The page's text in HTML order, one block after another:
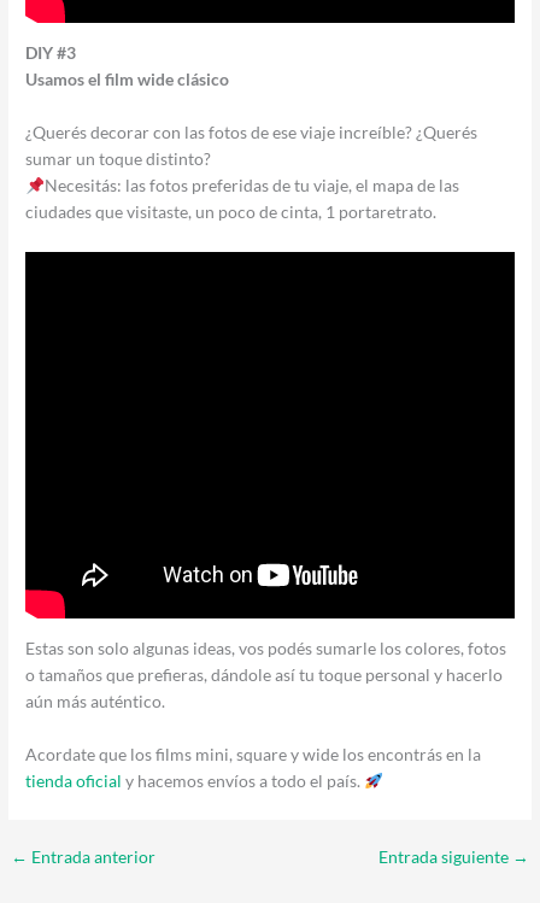
DIY #3
Usamos el film wide clásico
¿Querés decorar con las fotos de ese viaje increíble? ¿Querés
sumar un toque distinto?
Necesitás: las fotos preferidas de tu viaje, el mapa de las
ciudades que visitaste, un poco de cinta, 1 portaretrato.
Estas son solo algunas ideas, vos podés sumarle los colores, fotos
o tamaños que prefieras, dándole así tu toque personal y hacerlo
aún más auténtico.
Acordate que los films mini, square y wide los encontrás en la
tienda oficial y hacemos envíos a todo el país.
← Entrada anterior Entrada siguiente →